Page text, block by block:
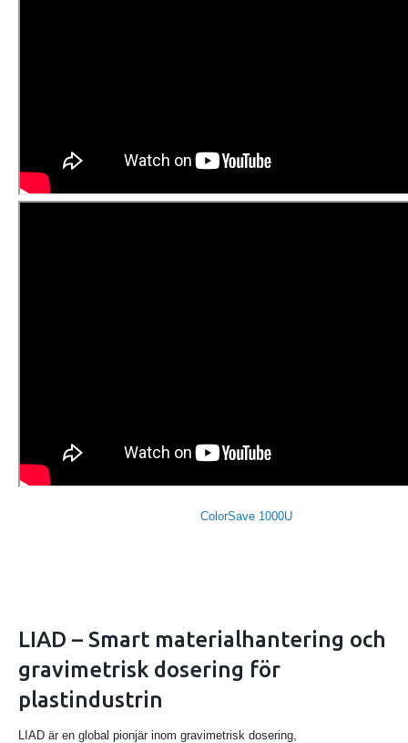
ColorSave 1000U
LIAD – Smart materialhantering och
gravimetrisk dosering för
plastindustrin
LIAD är en global pionjär inom gravimetrisk dosering,